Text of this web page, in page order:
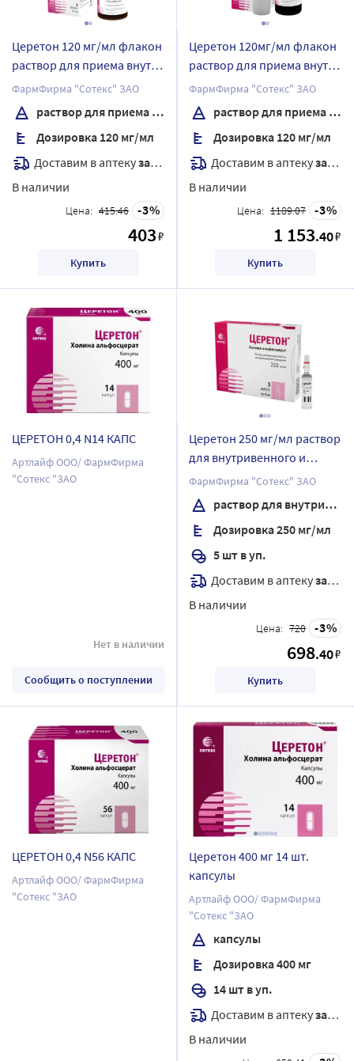
Церетон 120 мг/мл флакон
раствор для приема внутрь
30 мл комплектность
пипетка
дозирующая+адаптер
ФармФирма "Сотекс" ЗАО
раствор для приема внутрь
Дозировка 120 мг/мл
Доставим в аптекузавтра
В наличии
Цена: 415.46 3
403₽
Купить
Церетон 120мг/мл флакон
раствор для приема внутрь
100 мл
ФармФирма "Сотекс" ЗАО
раствор для приема внутрь
Дозировка 120 мг/мл
Доставим в аптекузавтра
В наличии
Цена: 1189.07 3
1 153.40₽
Купить
ЦЕРЕТОН 0,4 N14 КАПС
Артлайф ООО/ ФармФирма
"Сотекс "ЗАО
Нет в наличии
Сообщить о поступлении
Церетон 250 мг/мл раствор
для внутривенного и
внутримышечного
введения 4 мл ампулы 5
шт.
ФармФирма "Сотекс" ЗАО
раствор для внутривенного и внутримышечного введения
Дозировка 250 мг/мл
5 шт в уп.
Доставим в аптекузавтра
В наличии
Цена: 720 3
698.40₽
Купить
ЦЕРЕТОН 0,4 N56 КАПС
Артлайф ООО/ ФармФирма
"Сотекс "ЗАО
Церетон 400 мг 14 шт.
капсулы
Артлайф ООО/ ФармФирма
"Сотекс "ЗАО
капсулы
Дозировка 400 мг
14 шт в уп.
Доставим в аптекузавтра
В наличии